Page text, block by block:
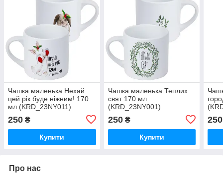
Чашка маленька Нехай
цей рік буде ніжним! 170
мл (KRD_23NY011)
250 ₴
Купити
Чашка маленька Теплих
свят 170 мл
(KRD_23NY001)
250₴
Купити
250
Про нас